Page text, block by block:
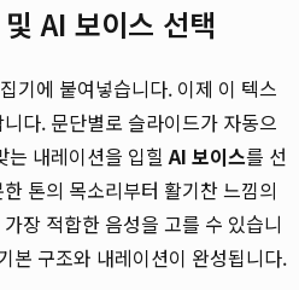
AI 보이스 선택
기에 붙여넣습니다. 이제 이 텍스
다. 문단별로 슬라이드가 자동으
는 내레이션을 입힐 AI 보이스를 선
톤의 목소리부터 활기찬 느낌의
장 적합한 음성을 고를 수 있습니
본 구조와 내레이션이 완성됩니다.